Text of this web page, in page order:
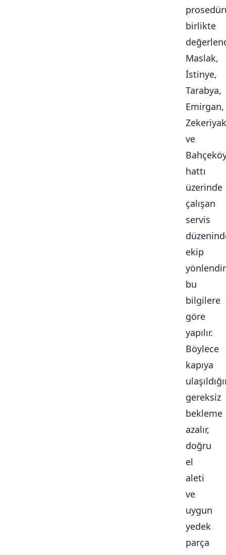
birlikte
Maslak,
İstinye,
Tarabya,
Emirgan,
ve
hattı
üzerinde
çalışan
servis
ekip
bu
bilgilere
göre
yapılır.
Böylece
kapıya
gereksiz
bekleme
azalır,
doğru
el
aleti
ve
uygun
yedek
parça